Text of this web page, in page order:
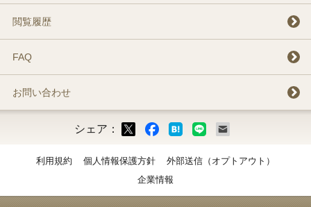
閲覧履歴
FAQ
お問い合わせ
シェア：
利用規約 個人情報保護方針
外部送信（オプトアウト）
企業情報